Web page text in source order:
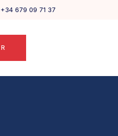
+34 679 09 71 37